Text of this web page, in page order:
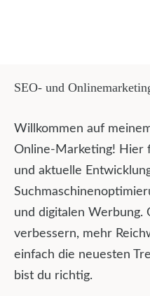
SEO- und
Willkommen auf
Online-Marketing! Hier
und aktuelle
und digitalen Werbung.
verbessern, mehr
einfach die neuesten
bist du richtig.